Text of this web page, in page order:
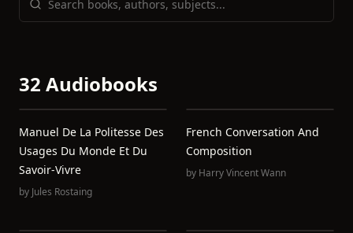
32 Audiobooks
Manuel De La Politesse Des
Usages Du Monde Et Du
Savoir-Vivre
by Jules Rostaing
French Conversation And
Composition
by Harry Vincent Wann